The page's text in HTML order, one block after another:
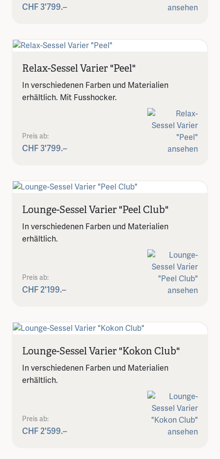
CHF 3'799.–
Relax-Sessel Varier "Peel"
In verschiedenen Farben und Materialien
erhältlich. Mit Fusshocker.
Preis ab:
CHF 3'799.–
Lounge-Sessel Varier "Peel Club"
In verschiedenen Farben und Materialien
erhältlich.
Preis ab:
CHF 2'199.–
Lounge-Sessel Varier "Kokon Club"
In verschiedenen Farben und Materialien
erhältlich.
Preis ab:
CHF 2'599.–